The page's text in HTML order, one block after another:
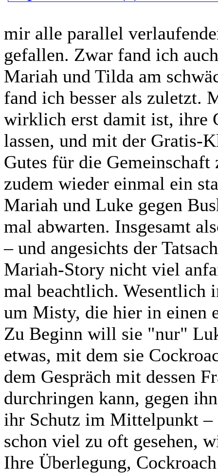
mir alle parallel
gefallen. Zwar fand ich
Mariah und Tilda am
fand ich besser als zuletzt.
wirklich erst damit ist, ihre
lassen, und mit der Gratis-
Gutes für die
zudem wieder einmal ein
Mariah und Luke gegen
mal abwarten. Insgesamt
– und angesichts der
Mariah-Story nicht viel
mal beachtlich. Wesentlich
um Misty, die hier in einen
Zu Beginn will sie "nur"
etwas, mit dem sie
dem Gespräch mit dessen
durchringen kann, gegen
ihr Schutz im Mittelpunkt
schon viel zu oft gesehen,
Ihre Überlegung,